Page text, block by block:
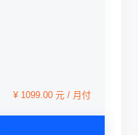
¥ 1099.00 元 / 月付